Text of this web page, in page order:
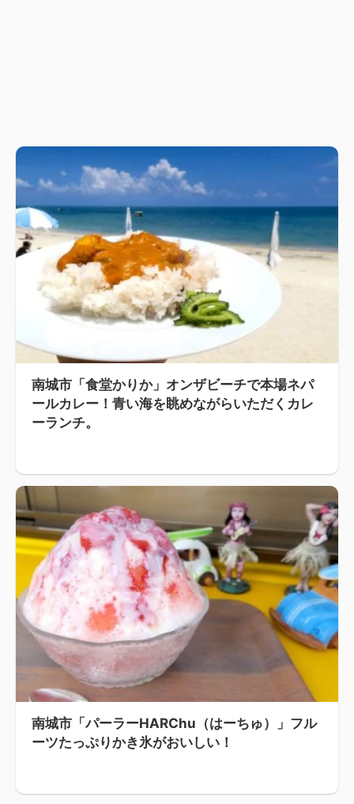
南城市「食堂かりか」オンザビーチで本場ネパ
ールカレー！青い海を眺めながらいただくカレ
ーランチ。
南城市「パーラーHARChu（はーちゅ）」フル
ーツたっぷりかき氷がおいしい！